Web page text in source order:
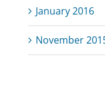
January 2016
November